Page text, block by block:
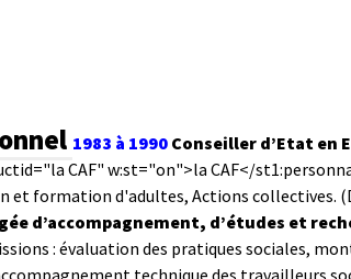
1983 à 1990 Conseiller d’Etat en
CAF" w:st="on">la CAF</
et formation d'adultes, Actions collectives.
d’accompagnement, d’études et
: évaluation des pratiques sociales,
technique des travailleurs